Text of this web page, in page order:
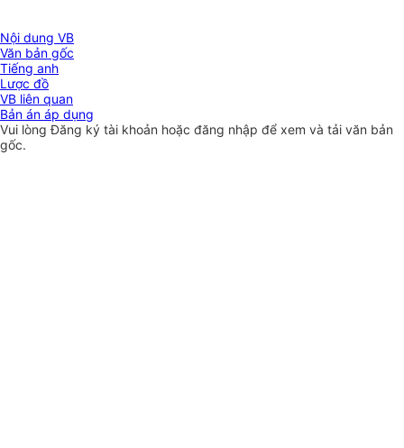
Nội dung VB
Văn bản gốc
Tiếng anh
Lược đồ
VB liên quan
Bản án áp dụng
Vui lòngĐăng ký tài khoản hoặc đăng nhập để xem và tải văn bản
gốc.